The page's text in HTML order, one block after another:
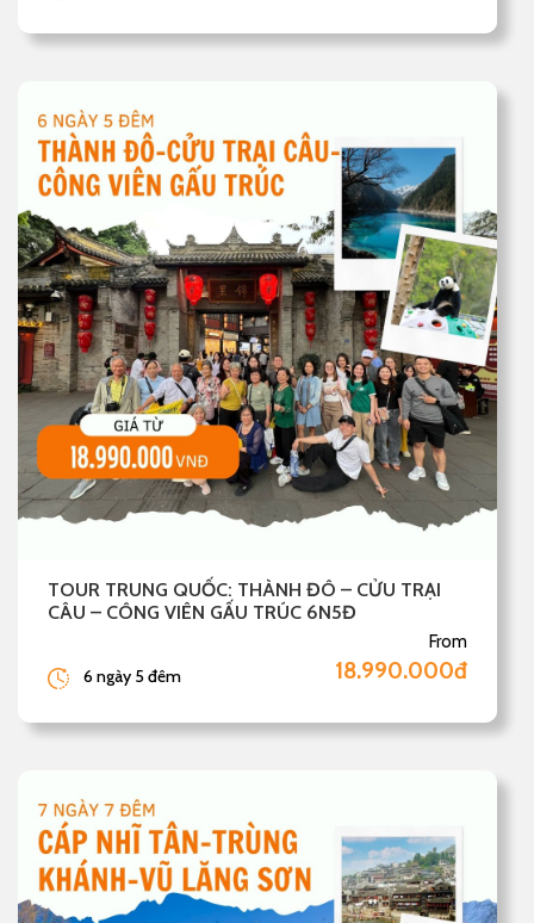
TOUR TRUNG QUỐC: THÀNH ĐÔ – CỬU TRẠI
CÂU – CÔNG VIÊN GẤU TRÚC 6N5Đ
From
18.990.000đ
6 ngày 5 đêm